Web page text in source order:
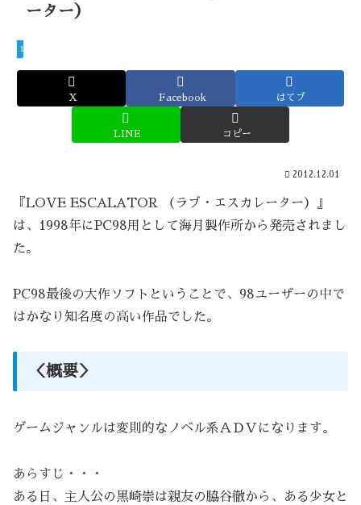
ーター）
1998
X Facebook はてブ
LINE コピー
2012.12.01
『LOVE ESCALATOR （ラブ・エスカレーター）』
は、1998年にPC98用として海月製作所から発売されまし
た。
PC98最後の大作ソフトということで、98ユーザーの中で
はかなり知名度の高い作品でした。
＜概要＞
ゲームジャンルは変則的なノベル系ＡＤＶになります。
あらすじ・・・
ある日、主人公の黒崎崇は親友の脇谷徹から、ある少女と